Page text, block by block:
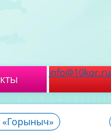
info@10kor.ru